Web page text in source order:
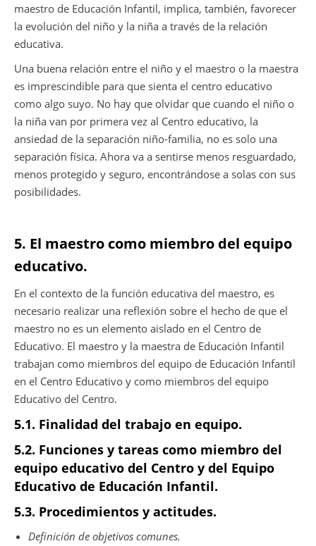
maestro de Educación Infantil, implica, también, favorecer
la evolución del niño y la niña a través de la relación
educativa.
Una buena relación entre el niño y el maestro o la maestra
es imprescindible para que sienta el centro educativo
como algo suyo. No hay que olvidar que cuando el niño o
la niña van por primera vez al Centro educativo, la
ansiedad de la separación niño-familia, no es solo una
separación física. Ahora va a sentirse menos resguardado,
menos protegido y seguro, encontrándose a solas con sus
posibilidades.
5. El maestro como miembro del equipo
educativo.
En el contexto de la función educativa del maestro, es
necesario realizar una reflexión sobre el hecho de que el
maestro no es un elemento aislado en el Centro de
Educativo. El maestro y la maestra de Educación Infantil
trabajan como miembros del equipo de Educación Infantil
en el Centro Educativo y como miembros del equipo
Educativo del Centro.
5.1. Finalidad del trabajo en equipo.
5.2. Funciones y tareas como miembro del
equipo educativo del Centro y del Equipo
Educativo de Educación Infantil.
5.3. Procedimientos y actitudes.
Definición de objetivos comunes.